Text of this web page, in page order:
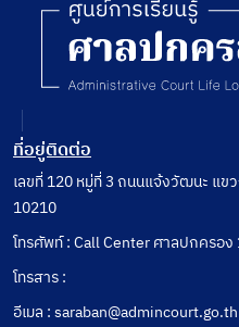
ที่อยู่ติดต่อ
เลขที่ 120 หมู่ที่ 3 ถนนแจ้งวัฒนะ แข
10210
โทรศัพท์ : Call Center ศาลปกครอ
โทรสาร :
อีเมล : saraban@admincourt.go.th